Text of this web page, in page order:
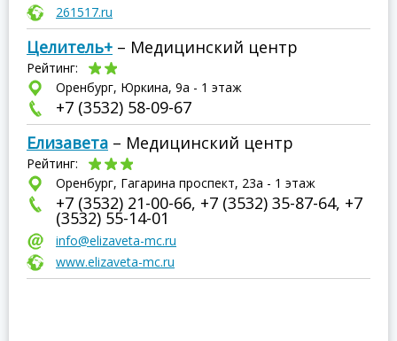
261517.ru
Целитель+ – Медицинский центр
Рейтинг:
Оренбург, Юркина, 9а - 1 этаж
+7 (3532) 58-09-67
Елизавета – Медицинский центр
Рейтинг:
Оренбург, Гагарина проспект, 23а - 1 этаж
+7 (3532) 21-00-66, +7 (3532) 35-87-64, +7
(3532) 55-14-01
info@elizaveta-mc.ru
www.elizaveta-mc.ru